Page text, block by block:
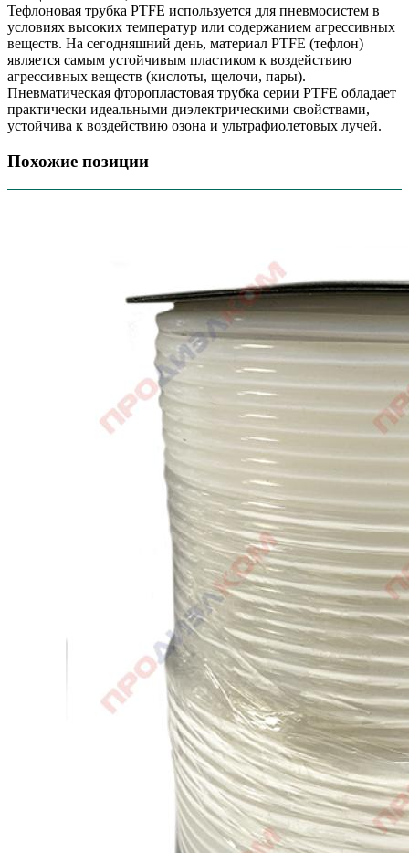
Тефлоновая трубка PTFE используется для пневмосистем в
условиях высоких температур или содержанием агрессивных
веществ. На сегодняшний день, материал PTFE (тефлон)
является самым устойчивым пластиком к воздействию
агрессивных веществ (кислоты, щелочи, пары).
Пневматическая фторопластовая трубка серии PTFE обладает
практически идеальными диэлектрическими свойствами,
устойчива к воздействию озона и ультрафиолетовых лучей.
Похожие позиции